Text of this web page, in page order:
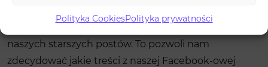
Polityka CookiesPolityka prywatności
obserwujemy, możemy też ustawić widoczność
naszych starszych postów. To pozwoli nam
zdecydować jakie treści z naszej Facebook-owej